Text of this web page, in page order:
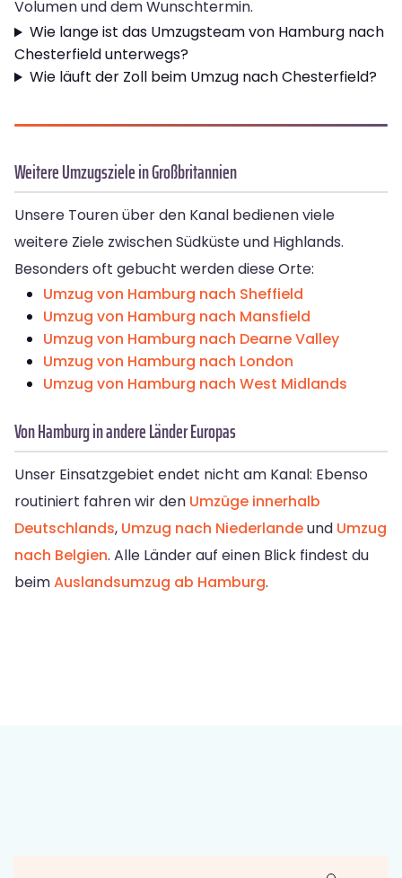
Volumen und dem Wunschtermin.
Wie lange ist das Umzugsteam von Hamburg nach
Chesterfield unterwegs?
Wie läuft der Zoll beim Umzug nach Chesterfield?
Weitere Umzugsziele in Großbritannien
Unsere Touren über den Kanal bedienen viele
weitere Ziele zwischen Südküste und Highlands.
Besonders oft gebucht werden diese Orte:
Umzug von Hamburg nach Sheffield
Umzug von Hamburg nach Mansfield
Umzug von Hamburg nach Dearne Valley
Umzug von Hamburg nach London
Umzug von Hamburg nach West Midlands
Von Hamburg in andere Länder Europas
Unser Einsatzgebiet endet nicht am Kanal: Ebenso
routiniert fahren wir den Umzüge innerhalb
Deutschlands, Umzug nach Niederlandeund Umzug
nach Belgien. Alle Länder auf einen Blick findest du
beimAuslandsumzug ab Hamburg.